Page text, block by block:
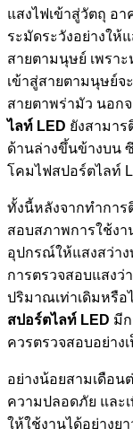
แสงไฟเข้าสู่วัตถุ อ
ระมัดระวังอย่างให้
สายตามนุษย์ เพรา
เข้าสู่สายตามนุษย์
สายตาพร่ามัว นอก
ไลท์ LED ยังสามาร
ด้านล่างขึ้นข้างบน
โคมไฟสปอร์ตไลท์
ทั้งนี้หลังจากทำการ
สอบสภาพการใช้งา
อุปกรณ์ให้แสงสว่า
การตรวจสอบแสงว่
ปริมาณเท่าเดิมหรื
สปอร์ตไลท์ LED มี
ควรตรวจสอบอย่าง
อย่างน้อยสามเดือน
ความปลอดภัย และ
ให้ใช้งานได้อย่าง